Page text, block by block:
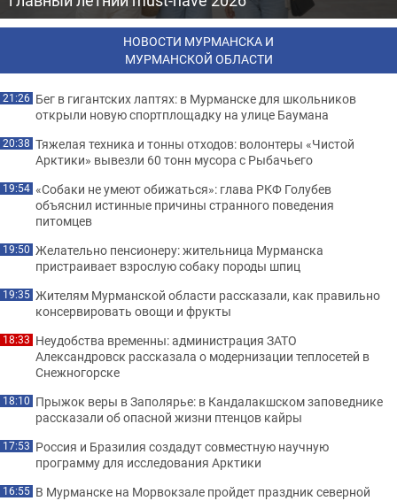
НОВОСТИ МУРМАНСКА И
МУРМАНСКОЙ ОБЛАСТИ
21:26 Бег в гигантских лаптях: в Мурманске для школьников
открыли новую спортплощадку на улице Баумана
20:38 Тяжелая техника и тонны отходов: волонтеры «Чистой
Арктики» вывезли 60 тонн мусора с Рыбачьего
19:54 «Собаки не умеют обижаться»: глава РКФ Голубев
объяснил истинные причины странного поведения
питомцев
19:50 Желательно пенсионеру: жительница Мурманска
пристраивает взрослую собаку породы шпиц
19:35 Жителям Мурманской области рассказали, как правильно
консервировать овощи и фрукты
18:33 Неудобства временны: администрация ЗАТО
Александровск рассказала о модернизации теплосетей в
Снежногорске
18:10 Прыжок веры в Заполярье: в Кандалакшском заповеднике
рассказали об опасной жизни птенцов кайры
17:53 Россия и Бразилия создадут совместную научную
программу для исследования Арктики
16:55 В Мурманске на Морвокзале пройдет праздник северной